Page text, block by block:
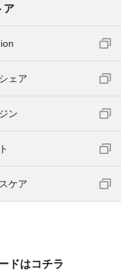
ア
ェア
ン
ケア
ドはコチラ